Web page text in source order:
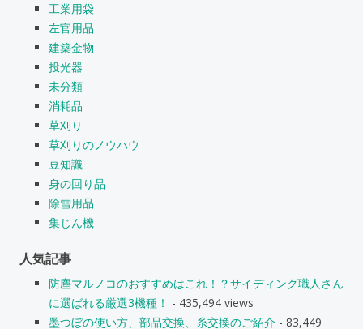
工業用袋
左官用品
建築金物
投光器
未分類
消耗品
草刈り
草刈りのノウハウ
豆知識
身の回り品
除雪用品
集じん機
人気記事
防塵マルノコのおすすめはこれ！？サイディング職人さん
に選ばれる厳選3機種！ - 435,494 views
墨つぼの使い方、部品交換、糸交換のご紹介 - 83,449